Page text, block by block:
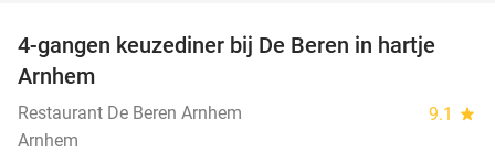
46%
4-gangen keuzediner bij De Beren in hartje
Arnhem
Restaurant De Beren Arnhem 9.1 star
Arnhem